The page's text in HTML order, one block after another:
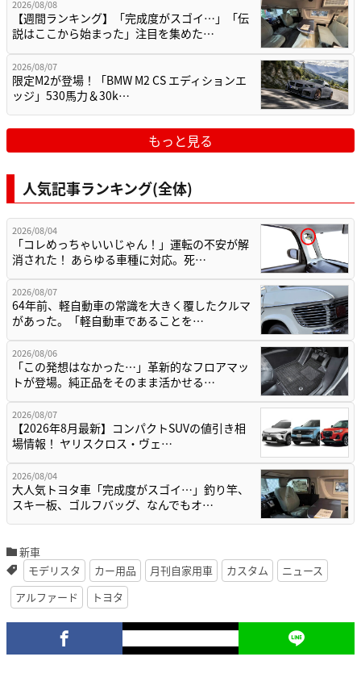
2026/08/08
【週間ランキング】「完成度がスゴイ…」「伝
説はここから始まった」注目を集めた…
2026/08/07
限定M2が登場！「BMW M2 CS エディションエ
ッジ」530馬力＆30k…
もっと見る
人気記事ランキング(全体)
2026/08/04
「コレめっちゃいいじゃん！」運転の不安が解
消された！ あらゆる車種に対応。死…
2026/08/07
64年前、軽自動車の常識を大きく覆したクルマ
があった。「軽自動車であることを…
2026/08/06
「この発想はなかった…」革新的なフロアマッ
トが登場。純正品をそのまま活かせる…
2026/08/07
【2026年8月最新】コンパクトSUVの値引き相
場情報！ ヤリスクロス・ヴェ…
2026/08/04
大人気トヨタ車「完成度がスゴイ…」釣り竿、
スキー板、ゴルフバッグ、なんでもオ…
新車
モデリスタ
カー用品 月刊自家用車 カスタム
ニュース
アルファード
トヨタ